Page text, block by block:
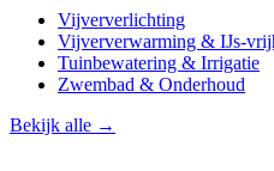
Vijververlichting
Vijververwarming & IJs-
Tuinbewatering & Irrigatie
Zwembad & Onderhoud
Bekijk alle →